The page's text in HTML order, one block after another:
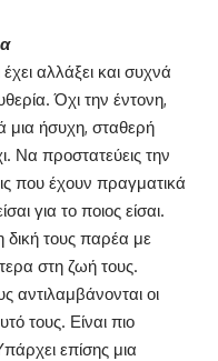
αλλάξει και συχνά
Όχι την έντονη,
μια ήσυχη, σταθερή
Να προστατεύεις την
που έχουν πραγματικά
για το ποιος είσαι.
τους παρέα με
στη ζωή τους.
αντιλαμβάνονται οι
τους. Είναι πιο
επίσης μια